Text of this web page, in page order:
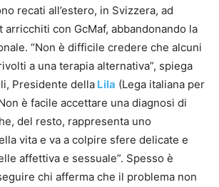
recati all’estero, in Svizzera, ad
con GcMaf, abbandonando la
“Non è difficile credere che alcuni
a una terapia alternativa”, spiega
Presidente della Lila (Lega italiana per
è facile accettare una diagnosi di
del resto, rappresenta uno
vita e va a colpire sfere delicate e
affettiva e sessuale”. Spesso è
chi afferma che il problema non